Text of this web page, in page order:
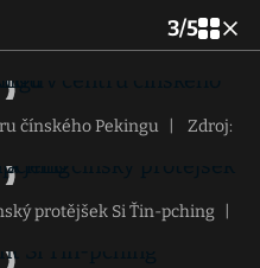
3/5
čínského Pekingu
Zdroj:
protějšek Si Ťin-pching